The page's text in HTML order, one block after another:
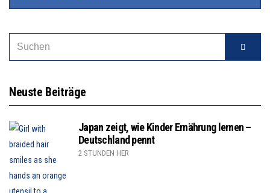
Neuste Beiträge
Japan zeigt, wie Kinder Ernährung lernen –
Deutschland pennt
2 STUNDEN HER